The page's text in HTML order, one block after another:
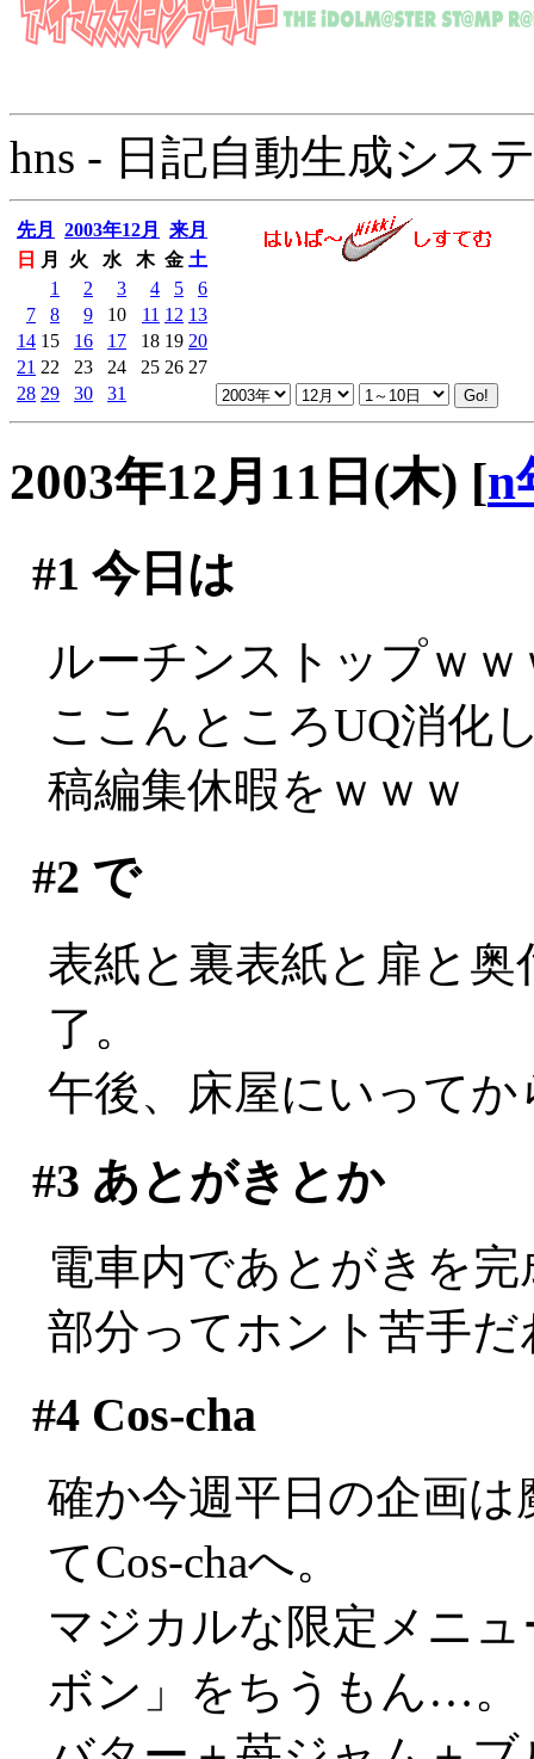
hns - 日記自動生成シス
先月 2003年12月
来月
日
月 火 水 木 金 土
1
2 3 4 5
6
7
8 9 10 11 12 13
14 15 16 17 18 19 20
21 22 23 24 25 26 27
28 29 30 31
2003年12月11日(木) [n
#1 今日は
ルーチンストップｗｗ
ここんところUQ消化
稿編集休暇をｗｗｗ
#2 で
表紙と裏表紙と扉と
了。
午後、床屋にいって
#3 あとがきとか
電車内であとがきを
部分ってホント苦手だ
#4Cos-cha
確か今週平日の企画
てCos-chaへ。
マジカルな限定メニ
ボン」をちうもん…。